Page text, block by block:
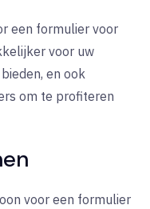
een formulier voor
voor uw
en ook
om te profiteren
voor een formulier